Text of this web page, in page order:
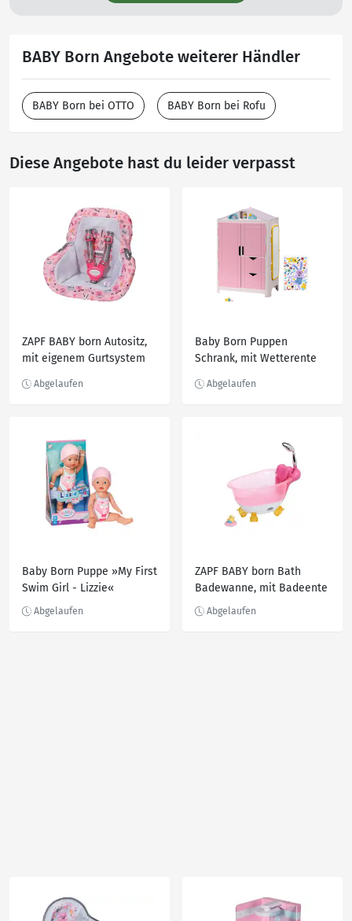
BABY Born Angebote weiterer Händler
BABY Born bei OTTO BABY Born bei Rofu
Diese Angebote hast du leider verpasst
ZAPF BABY born Autositz,
mit eigenem Gurtsystem
Baby Born Puppen
Schrank, mit Wetterente
Baby Born Puppe »My First
Swim Girl - Lizzie«
ZAPF BABY born Bath
Badewanne, mit Badeente